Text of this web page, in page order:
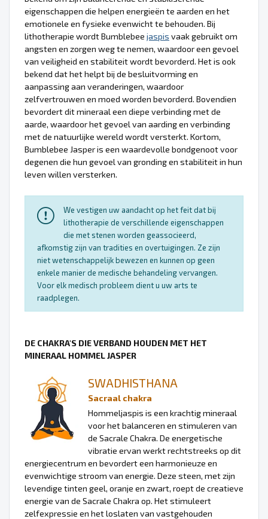
eigenschappen die helpen energieën te aarden en het
emotionele en fysieke evenwicht te behouden. Bij
lithotherapie wordt Bumblebee jaspis vaak gebruikt om
angsten en zorgen weg te nemen, waardoor een gevoel
van veiligheid en stabiliteit wordt bevorderd. Het is ook
bekend dat het helpt bij de besluitvorming en
aanpassing aan veranderingen, waardoor
zelfvertrouwen en moed worden bevorderd. Bovendien
bevordert dit mineraal een diepe verbinding met de
aarde, waardoor het gevoel van aarding en verbinding
met de natuurlijke wereld wordt versterkt. Kortom,
Bumblebee Jasper is een waardevolle bondgenoot voor
degenen die hun gevoel van gronding en stabiliteit in hun
leven willen versterken.
We vestigen uw aandacht op het feit dat bij
lithotherapie de verschillende eigenschappen
die met stenen worden geassocieerd,
afkomstig zijn van tradities en overtuigingen. Ze zijn
niet wetenschappelijk bewezen en kunnen op geen
enkele manier de medische behandeling vervangen.
Voor elk medisch probleem dient u uw arts te
raadplegen.
DE CHAKRA'S DIE VERBAND HOUDEN MET HET
MINERAAL HOMMEL JASPER
SWADHISTHANA
Sacraal chakra
Hommeljaspis is een krachtig mineraal
voor het balanceren en stimuleren van
de Sacrale Chakra. De energetische
vibratie ervan werkt rechtstreeks op dit
energiecentrum en bevordert een harmonieuze en
evenwichtige stroom van energie. Deze steen, met zijn
levendige tinten geel, oranje en zwart, roept de creatieve
energie van de Sacrale Chakra op. Het stimuleert
zelfexpressie en het loslaten van vastgehouden